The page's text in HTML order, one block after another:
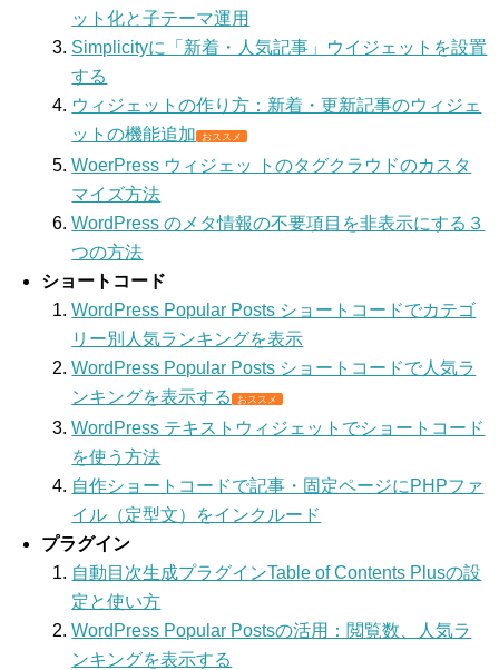
ット化と子テーマ運用
Simplicityに「新着・人気記事」ウイジェットを設置
する
ウィジェットの作り方：新着・更新記事のウィジェ
ットの機能追加 おススメ
WoerPress ウィジェッ トのタグクラウドのカスタ
マイズ方法
WordPress のメタ情報の不要項目を非表示にする３
つの方法
ショートコード
WordPress Popular Posts ショートコードでカテゴ
リー別人気ランキングを表示
WordPress Popular Posts ショートコードで人気ラ
ンキングを表示する おススメ
WordPress テキストウィジェットでショートコード
を使う方法
自作ショートコードで記事・固定ページにPHPファ
イル（定型文）をインクルード
プラグイン
自動目次生成プラグインTable of Contents Plusの設
定と使い方
WordPress Popular Postsの活用：閲覧数、人気ラ
ンキングを表示する